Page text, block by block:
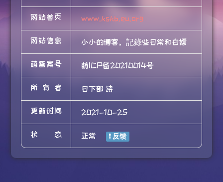
网站首页 www.kskb.eu.org
网站信息 小小的博客，記錄些日常和白嫖
萌备案号 萌ICP备20210014号
所有者 日下部 诗
更新时间 2021-10-25
状态 正常